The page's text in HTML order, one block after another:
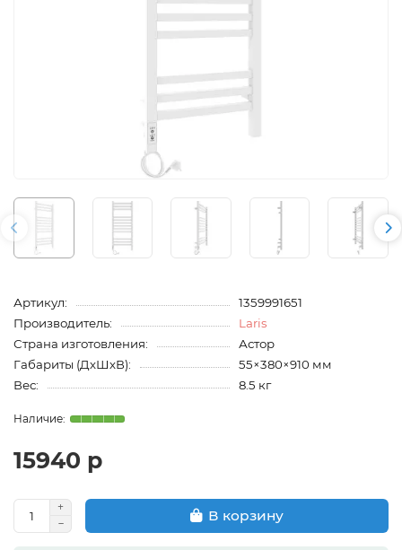
Артикул:
1359991651
Производитель:
Laris
Страна изготовления:
Астор
Габариты (ДхШхВ):
55×380×910 мм
Вес:
8.5 кг
15940 р
В корзину